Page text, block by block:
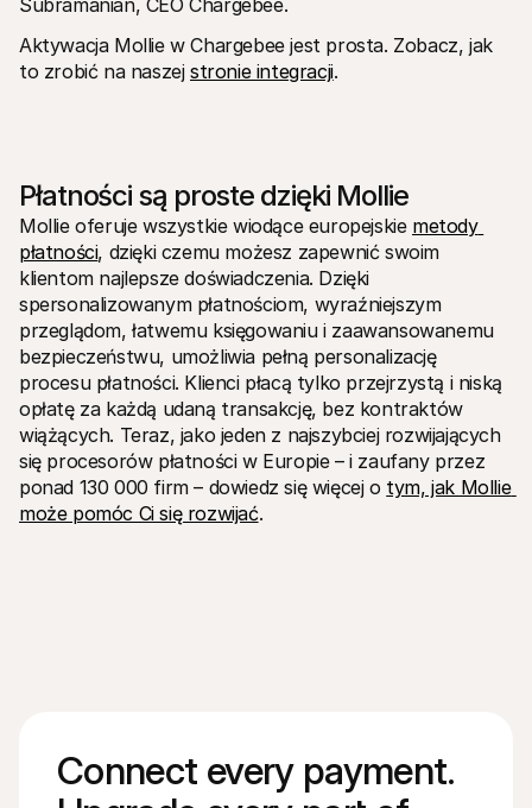
Subramanian, CEO Chargebee.
Aktywacja Mollie w Chargebee jest prosta. Zobacz, jak
to zrobić na naszej stronie integracji.
Płatności są proste dzięki Mollie
Mollie oferuje wszystkie wiodące europejskie metody
płatności, dzięki czemu możesz zapewnić swoim
klientom najlepsze doświadczenia. Dzięki
spersonalizowanym płatnościom, wyraźniejszym
przeglądom, łatwemu księgowaniu i zaawansowanemu
bezpieczeństwu, umożliwia pełną personalizację
procesu płatności. Klienci płacą tylko przejrzystą i niską
opłatę za każdą udaną transakcję, bez kontraktów
wiążących. Teraz, jako jeden z najszybciej rozwijających
się procesorów płatności w Europie – i zaufany przez
ponad 130 000 firm – dowiedz się więcej o tym, jak Mollie
może pomóc Ci się rozwijać.
Connect every payment.